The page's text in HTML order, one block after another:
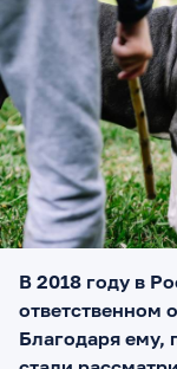
В 2018 году в
ответственном
Благодаря ему,